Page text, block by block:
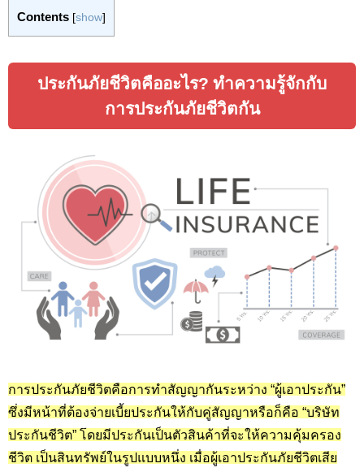
Contents [show]
ประกันภัยชีวิตคืออะไร? ทำความรู้จักกับ
การประกันภัยชีวิตกัน
การประกันภัยชีวิตคือการทำสัญญากันระหว่าง “ผู้เอาประกัน”
ซึ่งมีหน้าที่ต้องจ่ายเบี้ยประกันให้กับคู่สัญญาหรือก็คือ “บริษัท
ประกันชีวิต” โดยมีประกันเป็นตัวสินค้าที่จะให้ความคุ้มครอง
ชีวิต เป็นสินทรัพย์ในรูปแบบหนึ่ง เมื่อผู้เอาประกันภัยชีวิตเสีย